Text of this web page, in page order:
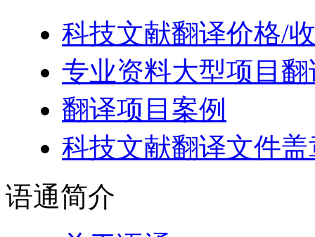
科技文献翻译价格/
专业资料大型项目翻
翻译项目案例
科技文献翻译文件盖
语通简介